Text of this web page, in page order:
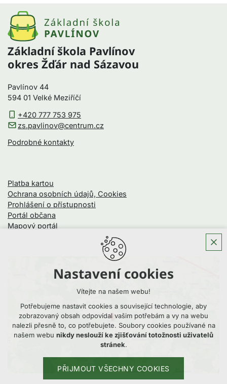
Základní škola Pavlínov
okres Žďár nad Sázavou
Pavlínov 44
594 01 Velké Meziříčí
+420 777 753 975
zs.pavlinov@centrum.cz
Podrobné kontakty
Platba kartou
Ochrana osobních údajů, Cookies
Prohlášení o přístupnosti
Portál občana
Mapový portál
Nastavení cookies
Vítejte na našem webu!
Potřebujeme nastavit cookies a související technologie, aby
zobrazovaný obsah odpovídal vašim potřebám a vy na webu
nalezli přesně to, co potřebujete. Soubory cookies používané na
našem webu nikdy neslouží ke zjišťování totožnosti uživatelů
stránek.
PŘIJMOUT VŠECHNY COOKIES